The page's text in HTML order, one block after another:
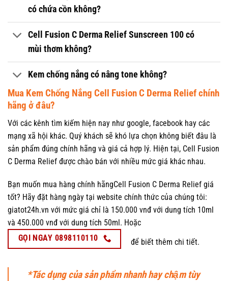
có chứa cồn không?
Cell Fusion C Derma Relief Sunscreen 100 có
mùi thơm không?
Kem chống nắng có nâng tone không?
Mua Kem Chống Nắng Cell Fusion C Derma Relief chính
hãng ở đâu?
Với các kênh tìm kiếm hiện nay như google, facebook hay các
mạng xã hội khác. Quý khách sẽ khó lựa chọn không biết đâu là
sản phẩm đúng chính hãng và giá cả hợp lý. Hiện tại, Cell Fusion
C Derma Relief được chào bán với nhiều mức giá khác nhau.
Bạn muốn mua hàng chính hãngCell Fusion C Derma Relief giá
tốt? Hãy đặt hàng ngày tại website chính thức của chúng tôi:
giatot24h.vn với mức giá chỉ là 150.000 vnđ với dung tích 10ml
và 450.000 vnđ với dung tích 50ml. Hoặc
GỌI NGAY 0898110110 để biết thêm chi tiết.
*Tác dụng của sản phẩm nhanh hay chậm tùy